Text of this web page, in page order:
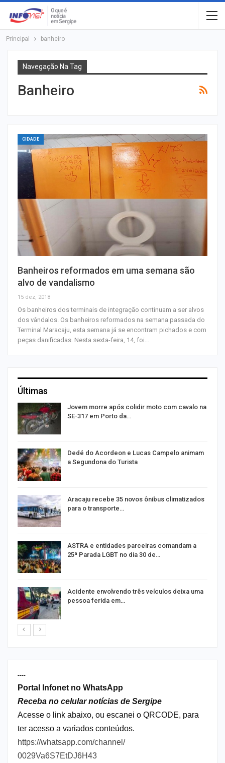
Principal banheiro
Navegação Na Tag
Banheiro
CIDADE
Banheiros reformados em uma semana são
alvo de vandalismo
15 dez, 2018
Os banheiros dos terminais de integração continuam a ser alvos
dos vândalos. Os banheiros reformados na semana passada do
Terminal Maracaju, esta semana já se encontram pichados e com
peças danificadas. Nesta sexta-feira, 14, foi…
Últimas
Jovem morre após colidir moto com cavalo na
SE-317 em Porto da…
Dedé do Acordeon e Lucas Campelo animam
a Segundona do Turista
Aracaju recebe 35 novos ônibus climatizados
para o transporte…
ASTRA e entidades parceiras comandam a
25ª Parada LGBT no dia 30 de…
Acidente envolvendo três veículos deixa uma
pessoa ferida em…
----
Portal Infonet no WhatsApp
Receba no celular notícias de Sergipe
Acesse o link abaixo, ou escanei o QRCODE, para
ter acesso a variados conteúdos.
https://whatsapp.com/channel/
0029Va6S7EtDJ6H43